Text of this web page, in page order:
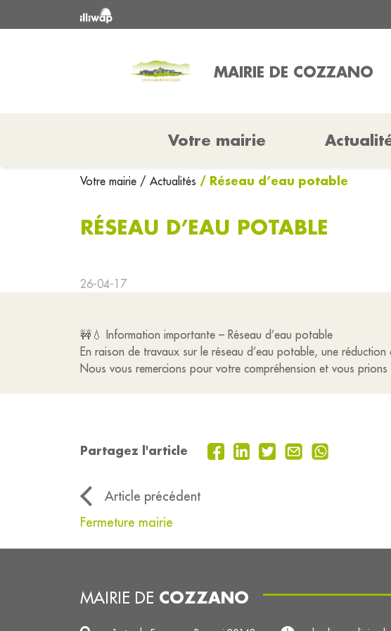
MAIRIE DE COZZANO
Votre mairie
Votre mairie / Actualités / Réseau d’eau potable
RÉSEAU D’EAU POTABLE
26-04-17
🚧💧 Information importante – Réseau d’eau potable
En raison de travaux sur le réseau d’eau potable, une
Nous vous remercions pour votre compréhension et vous
Partagez l'article
Article précédent
Fermeture mairie
MAIRIE DE COZZANO